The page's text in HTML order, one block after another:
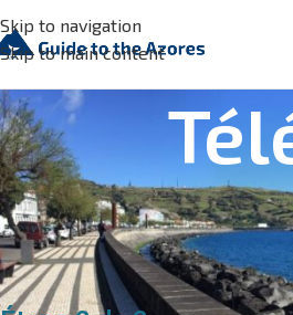
Skip to navigation
Skip to main content